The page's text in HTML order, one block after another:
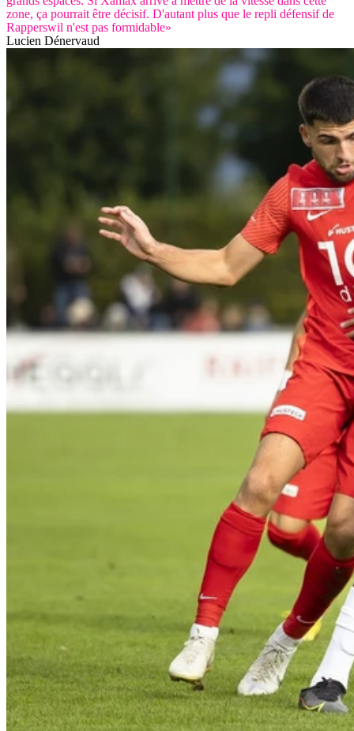
zone, ça pourrait être décisif. D'autant plus que le repli défensif de
Rapperswil n'est pas formidable»
Lucien Dénervaud